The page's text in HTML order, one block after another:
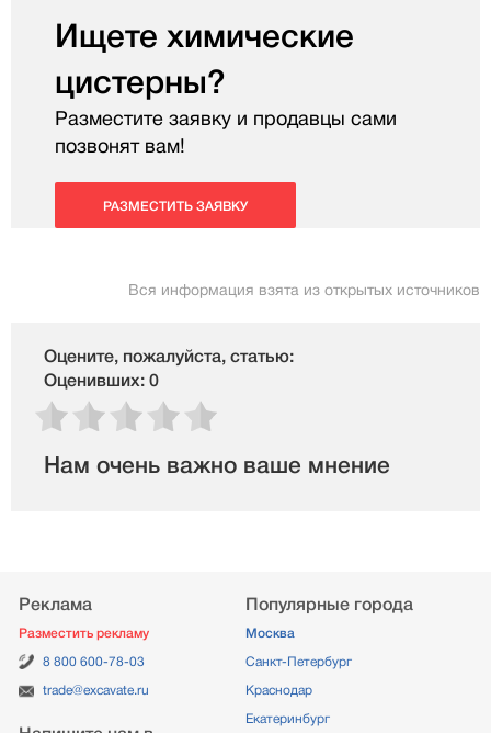
Ищете химические
цистерны?
Разместите заявку и продавцы сами
позвонят вам!
РАЗМЕСТИТЬ ЗАЯВКУ
Вся информация взята из открытых источников
Оцените, пожалуйста, статью:
Оценивших: 0
Нам очень важно ваше мнение
Реклама
Разместить рекламу
8 800 600-78-03
trade@excavate.ru
Популярные города
Москва
Санкт-Петербург
Краснодар
Екатеринбург